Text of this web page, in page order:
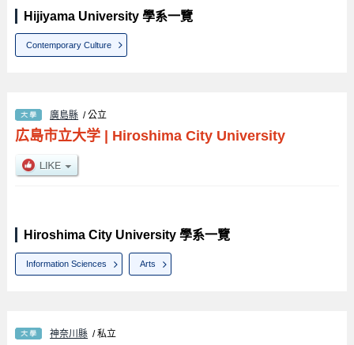
Hijiyama University 學系一覽
Contemporary Culture
廣島縣 / 公立
広島市立大学| Hiroshima City University
Hiroshima City University 學系一覽
Information Sciences Arts
神奈川縣 / 私立